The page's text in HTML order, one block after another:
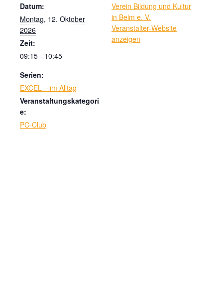
Datum:
Montag, 12. Oktober
2026
Zeit:
09:15 - 10:45
Serien:
EXCEL – im Alltag
Veranstaltungskategori
e:
PC-Club
Verein Bildung und Kultur
in Belm e. V.
Veranstalter-Website
anzeigen